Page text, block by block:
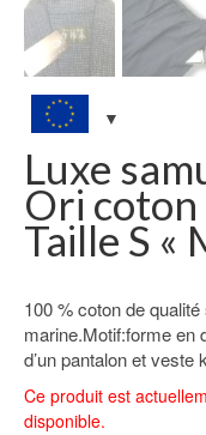
Luxe
Ori
Taille S «
100 % coton de
marine.Motif:forme en
d’un pantalon et veste
Ce produit est
disponible.